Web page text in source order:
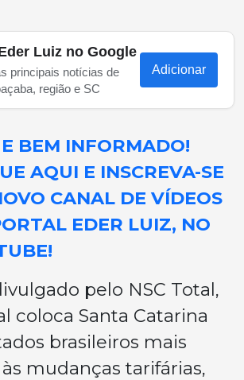
Luiz no Google
principais notícias de
região e SC
Adicionar
BEM INFORMADO!
AQUI E INSCREVA-SE
CANAL DE VÍDEOS
EDER LUIZ, NO
pelo NSC Total,
coloca Santa Catarina
brasileiros mais
mudanças tarifárias,